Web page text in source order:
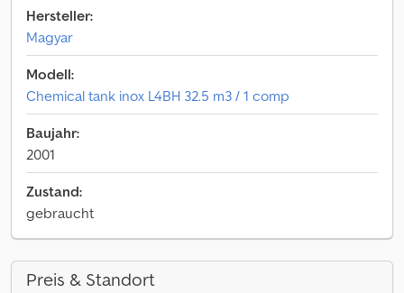
Hersteller:
Magyar
Modell:
Chemical tank inox L4BH 32.5 m3 / 1 comp
Baujahr:
2001
Zustand:
gebraucht
Preis & Standort